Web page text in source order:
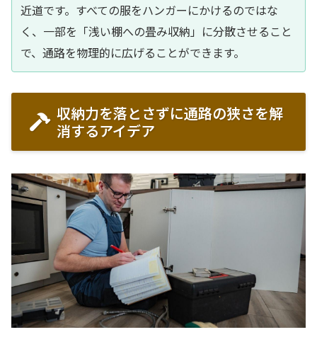
近道です。すべての服をハンガーにかけるのではな
く、一部を「浅い棚への畳み収納」に分散させること
で、通路を物理的に広げることができます。
収納力を落とさずに通路の狭さを解
消するアイデア